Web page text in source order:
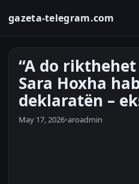
gazeta-telegram.com
“A do
Sara Hoxha
deklaratën –
May 17, 2026•aroadmin